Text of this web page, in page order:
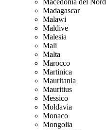
Macedonia del Nord
Madagascar
Malawi
Maldive
Malesia
Mali
Malta
Marocco
Martinica
Mauritania
Mauritius
Messico
Moldavia
Monaco
Mongolia